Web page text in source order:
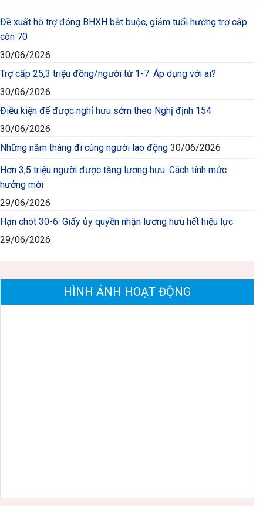
Đề xuất hỗ trợ đóng BHXH bắt buộc, giảm tuổi hưởng trợ cấp
còn 70
30/06/2026
Trợ cấp 25,3 triệu đồng/người từ 1-7: Áp dụng với ai?
30/06/2026
Điều kiện để được nghỉ hưu sớm theo Nghị định 154
30/06/2026
Những năm tháng đi cùng người lao động 30/06/2026
Hơn 3,5 triệu người được tăng lương hưu: Cách tính mức
hưởng mới
29/06/2026
Hạn chót 30-6: Giấy ủy quyền nhận lương hưu hết hiệu lực
29/06/2026
HÌNH ẢNH HOẠT ĐỘNG